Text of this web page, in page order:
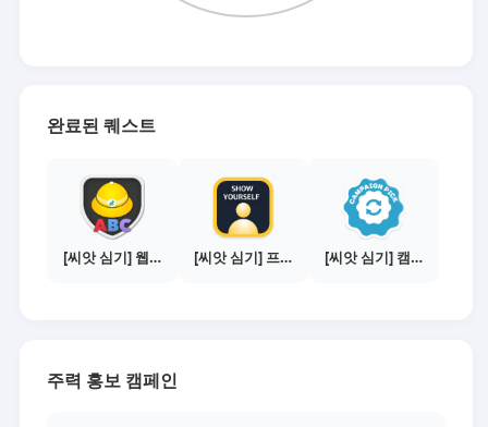
완료된 퀘스트
[씨앗 심기] 웹툰보기 - 수익내기 편 [씨앗 심기] 프로필 사진 등록하기 [씨앗 심기] 캠페인 선택하기 - PICK 1개
주력 홍보 캠페인